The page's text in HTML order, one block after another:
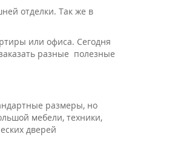
отделки. Так же в
или офиса. Сегодня
разные полезные
размеры, но
мебели, техники,
дверей